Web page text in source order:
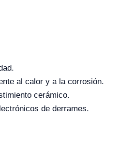
al calor y a la corrosión.
cerámico.
de derrames.